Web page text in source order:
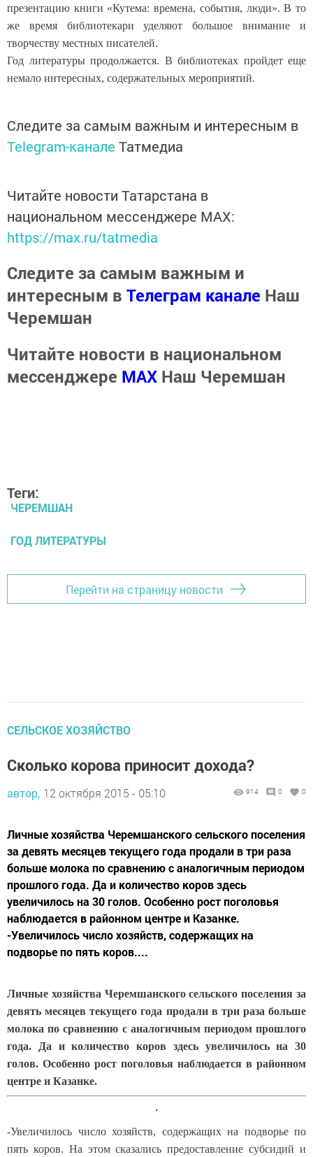
презентацию книги «Кутема: времена, события, люди». В то
же время библиотекари уделяют большое внимание и
творчеству местных писателей.
Год литературы продолжается. В библиотеках пройдет еще
немало интересных, содержательных мероприятий.
Следите за самым важным и интересным в
Telegram-канале Татмедиа
Читайте новости Татарстана в
национальном мессенджере MАХ:
https://max.ru/tatmedia
Следите за самым важным и
интересным в Телеграм канале Наш
Черемшан
Читайте новости в национальном
мессенджере MАХ Наш Черемшан
Теги:
ЧЕРЕМШАН
ГОД ЛИТЕРАТУРЫ
Перейти на страницу новости
СЕЛЬСКОЕ ХОЗЯЙСТВО
Сколько корова приносит дохода?
автор, 12 октября 2015 - 05:10 914 0 0
Личные хозяйства Черемшанского сельского поселения
за девять месяцев текущего года продали в три раза
больше молока по сравнению с аналогичным периодом
прошлого года. Да и количество коров здесь
увеличилось на 30 голов. Особенно рост поголовья
наблюдается в районном центре и Казанке.
-Увеличилось число хозяйств, содержащих на
подворье по пять коров....
Личные хозяйства Черемшанского сельского поселения за
девять месяцев текущего года продали в три раза больше
молока по сравнению с аналогичным периодом прошлого
года. Да и количество коров здесь увеличилось на 30
голов. Особенно рост поголовья наблюдается в районном
центре и Казанке.
-Увеличилось число хозяйств, содержащих на подворье по
пять коров. На этом сказались предоставление субсидий и